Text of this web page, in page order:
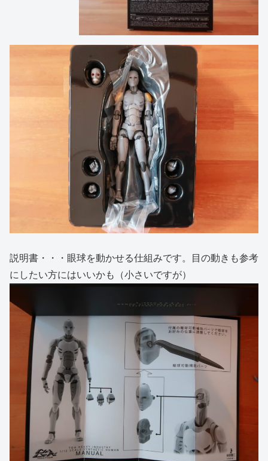
説明書・・・眼球を動かせる仕組みです。目の動きも参考
にしたい方にはいいかも（小さいですが）